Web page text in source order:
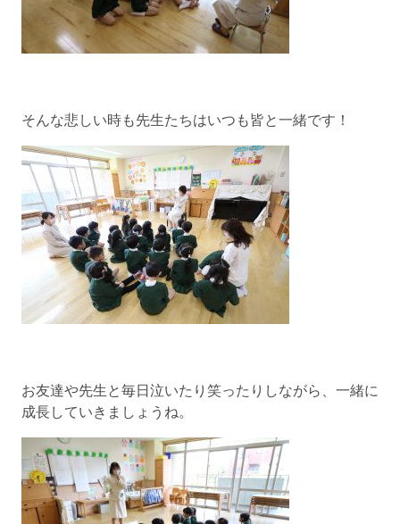
そんな悲しい時も先生たちはいつも皆と一緒です！
お友達や先生と毎日泣いたり笑ったりしながら、一緒に
成長していきましょうね。